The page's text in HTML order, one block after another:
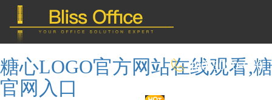
糖心LOGO官方网站在线观看,
官网入口
400-8090-660